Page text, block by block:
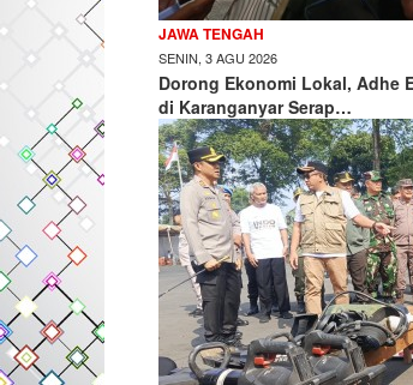
JAWA TENGAH
SENIN, 3 AGU 2026
Dorong Ekonomi Lokal, Adhe
di Karanganyar Serap…